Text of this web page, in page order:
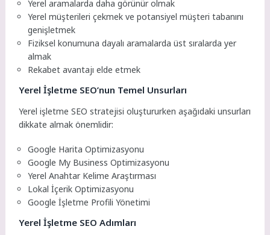
Yerel aramalarda daha görünür olmak
Yerel müşterileri çekmek ve potansiyel müşteri tabanını
genişletmek
Fiziksel konumuna dayalı aramalarda üst sıralarda yer
almak
Rekabet avantajı elde etmek
Yerel İşletme SEO’nun Temel Unsurları
Yerel işletme SEO stratejisi oluştururken aşağıdaki unsurları
dikkate almak önemlidir:
Google Harita Optimizasyonu
Google My Business Optimizasyonu
Yerel Anahtar Kelime Araştırması
Lokal İçerik Optimizasyonu
Google İşletme Profili Yönetimi
Yerel İşletme SEO Adımları